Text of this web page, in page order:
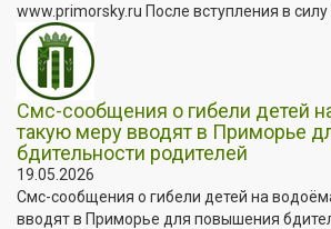
www.primorsky.ru После вступления в силу
Смс-сообщения о гибели детей
такую меру вводят в Приморье
бдительности родителей
19.05.2026
Смс-сообщения о гибели детей на
вводят в Приморье для повышения